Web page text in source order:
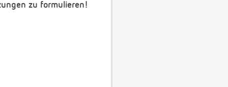
zu formulieren!